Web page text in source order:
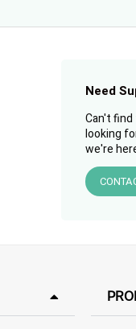
Need
Can't
looking
we're